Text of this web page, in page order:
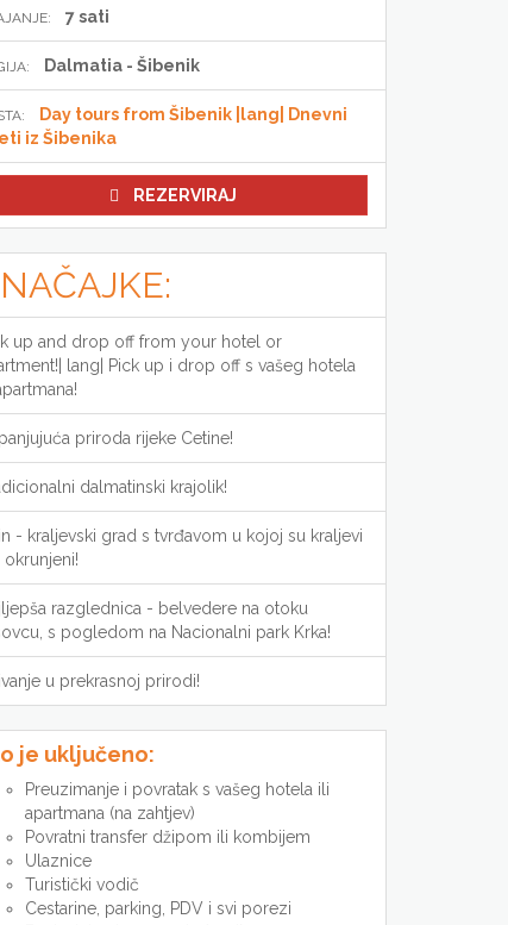
7 sati
Dalmatia - Šibenik
Day tours from Šibenik |lang| Dnevni
iz Šibenika
REZERVIRAJ
up and drop off from your hotel or
lang| Pick up i drop off s vašeg hotela
priroda rijeke Cetine!
dalmatinski krajolik!
- kraljevski grad s tvrđavom u kojoj su kraljevi
okrunjeni!
razglednica - belvedere na otoku
s pogledom na Nacionalni park Krka!
u prekrasnoj prirodi!
je uključeno:
Preuzimanje i povratak s vašeg hotela ili
apartmana (na zahtjev)
Povratni transfer džipom ili kombijem
Ulaznice
Turistički vodič
Cestarine, parking, PDV i svi porezi